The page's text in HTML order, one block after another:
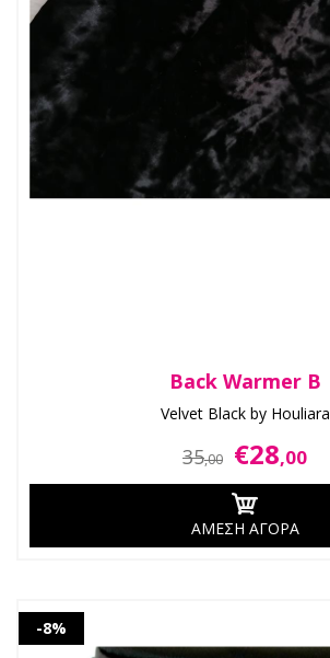
Back Warmer B
Velvet Black by Houliara
35,00 €28,00
ΑΜΕΣΗ ΑΓΟΡΑ
-8%